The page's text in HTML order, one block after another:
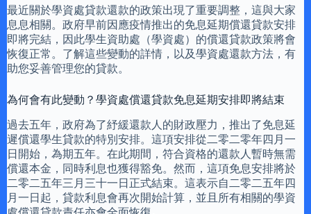
最近關於學資處貸款還款的政策出現了重要調整，這與大家
息息相關。政府早前因應疫情推出的免息延期償還貸款安排
即將完結，因此學生資助處（學資處）的償還貸款政策將會
恢復正常。了解這些變動的詳情，以及學資處還款方法，有
助您妥善管理您的貸款。
為何會有此變動？學資處償還貸款免息延期安排即將結束
過去五年，政府為了紓緩還款人的財政壓力，推出了免息延
遲償還學生貸款的特別安排。這項安排從二零二零年四月一
日開始，為期五年。在此期間，符合資格的還款人暫時無需
償還本金，同時利息也獲得豁免。然而，這項免息安排將於
二零二五年三月三十一日正式結束。這表示自二零二五年四
月一日起，貸款利息會再次開始計算，並且所有相關的學資